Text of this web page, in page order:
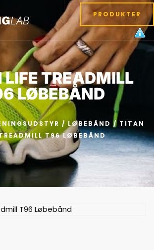
PRODUKTER
TREADMILL
LØBEBÅND
/LØBEBÅND / TITAN
T96 LØBEBÅND